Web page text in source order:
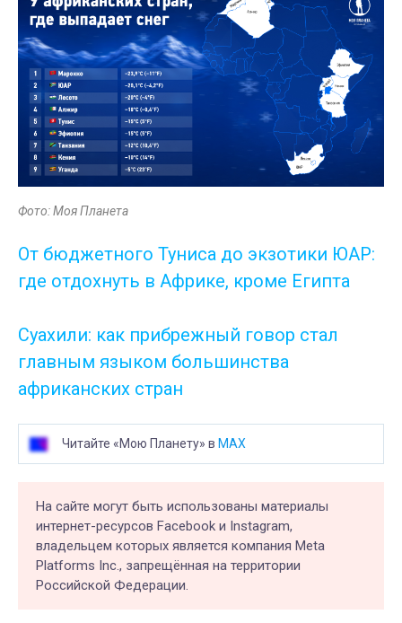
Фото: Моя Планета
От бюджетного Туниса до экзотики ЮАР:
где отдохнуть в Африке, кроме Египта
Суахили: как прибрежный говор стал
главным языком большинства
африканских стран
Читайте «Мою Планету» в MAX
На сайте могут быть использованы материалы
интернет-ресурсов Facebook и Instagram,
владельцем которых является компания Meta
Platforms Inc., запрещённая на территории
Российской Федерации.